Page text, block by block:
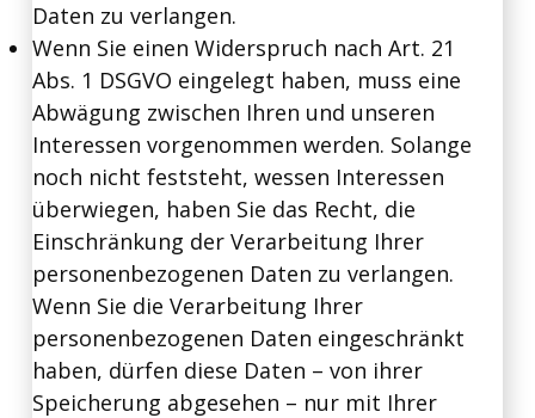
Daten zu verlangen.
Wenn Sie einen Widerspruch nach Art. 21
Abs. 1 DSGVO eingelegt haben, muss eine
Abwägung zwischen Ihren und unseren
Interessen vorgenommen werden. Solange
noch nicht feststeht, wessen Interessen
überwiegen, haben Sie das Recht, die
Einschränkung der Verarbeitung Ihrer
personenbezogenen Daten zu verlangen.
Wenn Sie die Verarbeitung Ihrer
personenbezogenen Daten eingeschränkt
haben, dürfen diese Daten – von ihrer
Speicherung abgesehen – nur mit Ihrer